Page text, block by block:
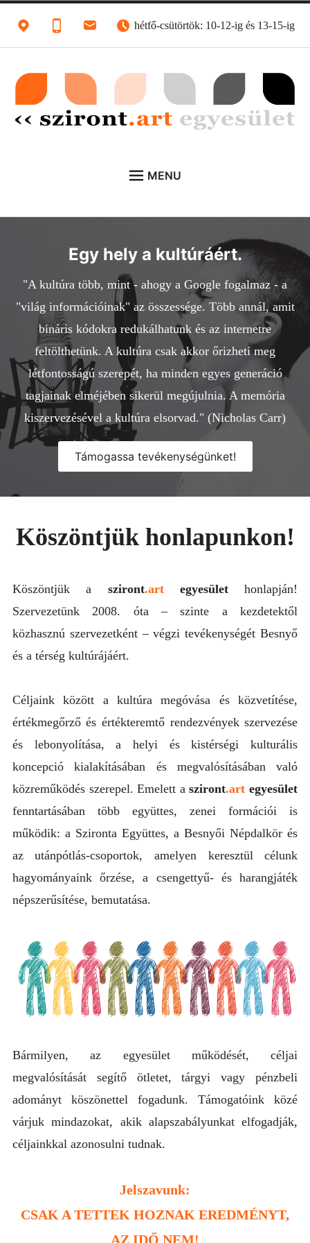
hétfő-csütörtök: 10-12-ig és 13-15-ig
sziront.art egyesület
MENU
FELADATUNK
menu
IRODA
child
menu
KÖZZÉTÉTEL
TÁMOGATÁS
KAPCSOLAT
SZIRONTA
Egy hely a kultúráért.
"A kultúra több, mint - ahogy a Google fogalmaz - a
"világ információinak" az összessége. Több annál, amit
bináris kódokra redukálhatunk és az internetre
feltölthetünk. A kultúra csak akkor őrizheti meg
létfontosságú szerepét, ha minden egyes generáció
tagjainak elméjében sikerül megújulnia. A memória
kiszervezésével a kultúra elsorvad." (Nicholas Carr)
Támogassa tevékenységünket!
Köszöntjük honlapunkon!
Köszöntjük a sziront.artegyesülethonlapján!
Szervezetünk 2008. óta – szinte a kezdetektől
közhasznú szervezetként – végzi tevékenységét Besnyő
és a térség kultúrájáért.
Céljaink között a kultúra megóvása és közvetítése,
értékmegőrző és értékteremtő rendezvények szervezése
és lebonyolítása, a helyi és kistérségi kulturális
koncepció kialakításában és megvalósításában való
közreműködés szerepel. Emelett asziront.art egyesület
fenntartásában több együttes, zenei formációi is
működik: a Szironta Együttes, a Besnyői Népdalkör és
az utánpótlás-csoportok, amelyen keresztül célunk
hagyományaink őrzése, a csengettyű- és harangjáték
népszerűsítése, bemutatása.
Bármilyen, az egyesület működését, céljai
megvalósítását segítő ötletet, tárgyi vagy pénzbeli
adományt köszönettel fogadunk. Támogatóink közé
várjuk mindazokat, akik alapszabályunkat elfogadják,
céljainkkal azonosulni tudnak.
Jelszavunk:
CSAK A TETTEK HOZNAK EREDMÉNYT,
AZ IDŐ NEM!